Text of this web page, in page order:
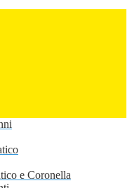
e Coronella